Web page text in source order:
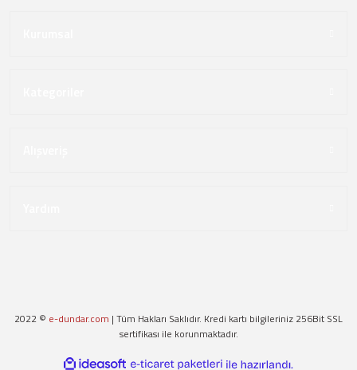
2022 © e-dundar.com | Tüm Hakları Saklıdır. Kredi kartı bilgileriniz 256Bit SSL
sertifikası ile korunmaktadır.
ideasoft e-